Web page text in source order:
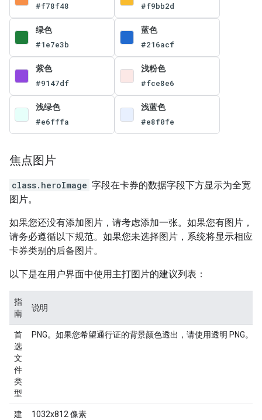
#f78f48 #f9bb2d
绿色
#1e7e3b
蓝色
#216acf
紫色
#9147df
浅粉色
#fce8e6
浅绿色
#e6fffa
浅蓝色
#e8f0fe
焦点图片
class.heroImage 字段在卡券的数据字段下方显示为全宽
图片。
如果您还没有添加图片，请考虑添加一张。如果您有图片，
请务必遵循以下规范。如果您未选择图片，系统将显示相应
卡券类别的后备图片。
以下是在用户界面中使用主打图片的建议列表：
指
南
说明
首
选
文
件
类
型
PNG。如果您希望通行证的背景颜色透出，请使用透明 PNG。
建
1032x812 像素